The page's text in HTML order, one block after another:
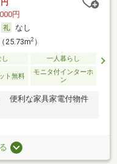
円
なし
25.73m2）
一人暮らし
ト無料
モニタ付インターホ
ン
便利な家具家電付物件